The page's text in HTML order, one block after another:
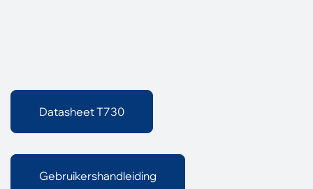
Datasheet T730
Gebruikershandleiding